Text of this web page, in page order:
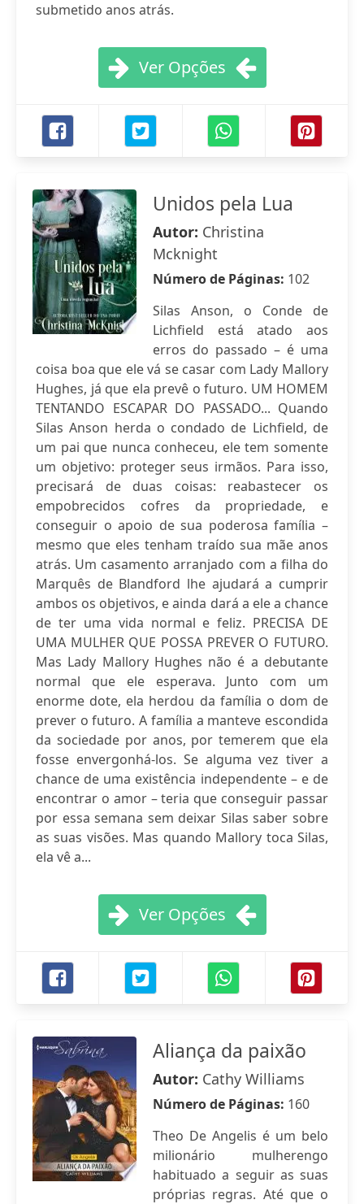
submetido anos atrás.
Ver Opções
Unidos pela Lua
Autor: Christina
Mcknight
Número de Páginas: 102
Silas Anson, o Conde de
Lichfield está atado aos
erros do passado – é uma
coisa boa que ele vá se casar com Lady Mallory
Hughes, já que ela prevê o futuro. UM HOMEM
TENTANDO ESCAPAR DO PASSADO... Quando
Silas Anson herda o condado de Lichfield, de
um pai que nunca conheceu, ele tem somente
um objetivo: proteger seus irmãos. Para isso,
precisará de duas coisas: reabastecer os
empobrecidos cofres da propriedade, e
conseguir o apoio de sua poderosa família –
mesmo que eles tenham traído sua mãe anos
atrás. Um casamento arranjado com a filha do
Marquês de Blandford lhe ajudará a cumprir
ambos os objetivos, e ainda dará a ele a chance
de ter uma vida normal e feliz. PRECISA DE
UMA MULHER QUE POSSA PREVER O FUTURO.
Mas Lady Mallory Hughes não é a debutante
normal que ele esperava. Junto com um
enorme dote, ela herdou da família o dom de
prever o futuro. A família a manteve escondida
da sociedade por anos, por temerem que ela
fosse envergonhá-los. Se alguma vez tiver a
chance de uma existência independente – e de
encontrar o amor – teria que conseguir passar
por essa semana sem deixar Silas saber sobre
as suas visões. Mas quando Mallory toca Silas,
ela vê a...
Ver Opções
Aliança da paixão
Autor: Cathy Williams
Número de Páginas: 160
Theo De Angelis é um belo
milionário mulherengo
habituado a seguir as suas
próprias regras. Até que o